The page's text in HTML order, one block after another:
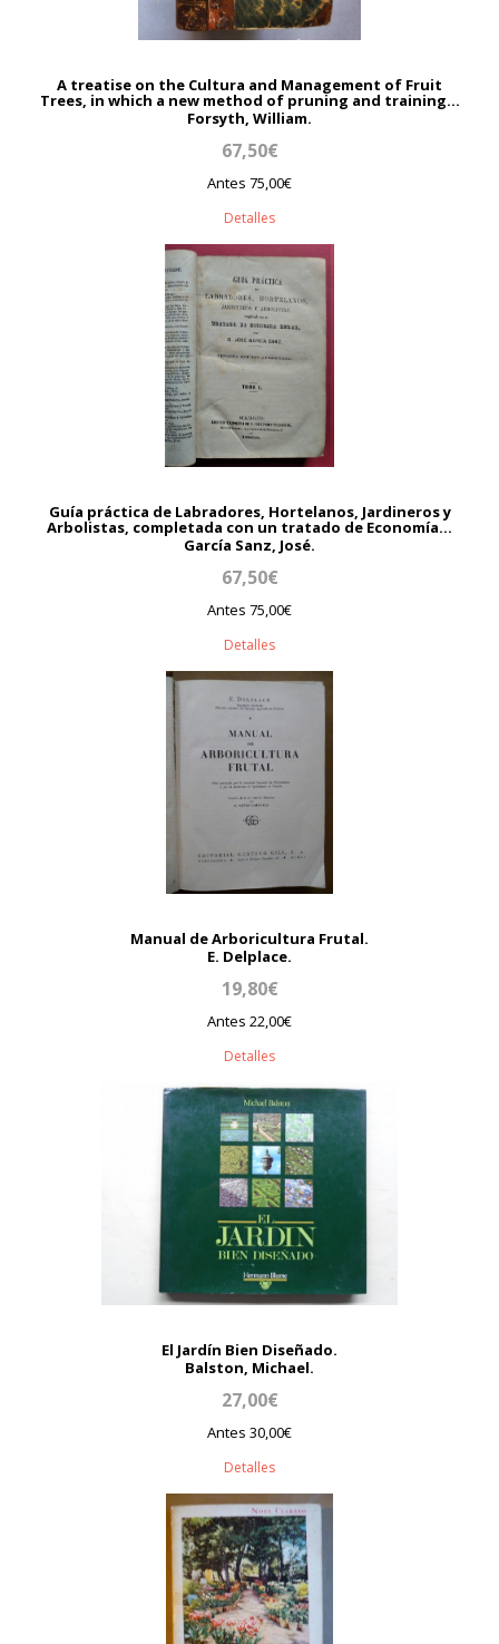
A treatise on the Cultura and Management of Fruit
Trees, in which a new method of pruning and training...
Forsyth, William.
67,50€
Antes 75,00€
Detalles
Guía práctica de Labradores, Hortelanos, Jardineros y
Arbolistas, completada con un tratado de Economía...
García Sanz, José.
67,50€
Antes 75,00€
Detalles
Manual de Arboricultura Frutal.
E. Delplace.
19,80€
Antes 22,00€
Detalles
El Jardín Bien Diseñado.
Balston, Michael.
27,00€
Antes 30,00€
Detalles